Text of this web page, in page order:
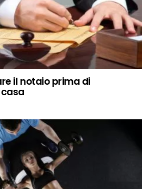
il notaio prima di